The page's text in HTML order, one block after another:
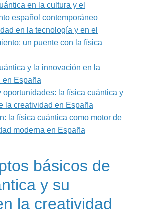
en la cultura y el
español contemporáneo
en la tecnología y en el
un puente con la física
y la innovación en la
en España
oportunidades: la física cuántica y
la creatividad en España
la física cuántica como motor de
moderna en España
básicos de
y su
la creatividad